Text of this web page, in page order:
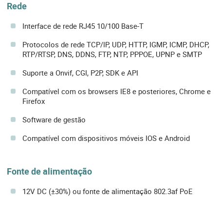
Rede
Interface de rede RJ45 10/100 Base-T
Protocolos de rede TCP/IP, UDP, HTTP, IGMP, ICMP, DHCP,
RTP/RTSP, DNS, DDNS, FTP, NTP, PPPOE, UPNP e SMTP
Suporte a Onvif, CGI, P2P, SDK e API
Compatível com os browsers IE8 e posteriores, Chrome e
Firefox
Software de gestão
Compatível com dispositivos móveis IOS e Android
Fonte de alimentação
12V DC (±30%) ou fonte de alimentação 802.3af PoE